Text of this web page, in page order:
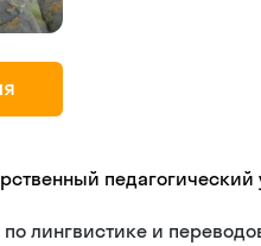
лингвистике и